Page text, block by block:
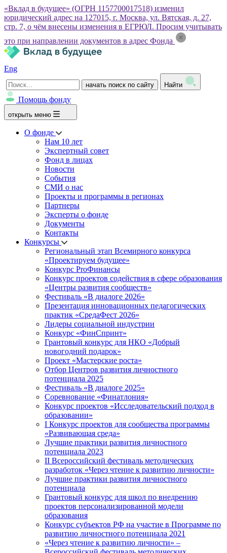
«Вклад в будущее» (ОГРН 1157700017518) изменил
юридический адрес на 127015, г. Москва, ул. Вятская, д. 27,
стр. 7, о чём внесены изменения в ЕГРЮЛ. Просим учитывать
это при направлении документов в адрес Фонда
Eng
начать поиск по сайту Найти
Помощь фонду
открыть меню
О фонде
Нам 10 лет
Экспертный совет
Фонд в лицах
Новости
События
СМИ о нас
Проекты и программы в регионах
Партнеры
Эксперты о фонде
Документы
Контакты
Конкурсы
Региональный этап Всемирного конкурса
«Проектируем будущее»
Конкурс ProФинансы
Конкурс проектов содействия в сфере образования
«Центры развития сообществ»
Фестиваль «В диалоге 2026»
Презентация инновационных педагогических
практик «СредаФест 2026»
Лидеры социальной индустрии
Конкурс «ФинСпринт»
Грантовый конкурс для НКО «Добрый
новогодний подарок»
Проект «Мастерские роста»
Отбор Центров развития личностного
потенциала 2025
Фестиваль «В диалоге 2025»
Соревнование «Финатлония»
Конкурс проектов «Исследовательский подход в
образовании»
I Конкурс проектов для сообщества программы
«Развивающая среда»
Лучшие практики развития личностного
потенциала 2023
II Всероссийский фестиваль методических
разработок «Через чтение к развитию личности»
Лучшие практики развития личностного
потенциала
Грантовый конкурс для школ по внедрению
проектов персонализированной модели
образования
Конкурс субъектов РФ на участие в Программе по
развитию личностного потенциала 2021
«Через чтение к развитию личности» –